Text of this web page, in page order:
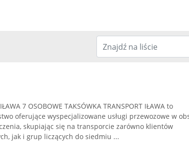
7 OSOBOWE TAKSÓWKA TRANSPORT IŁAWA to
oferujące wyspecjalizowane usługi przewozowe w
skupiając się na transporcie zarówno klientów
jak i grup liczących do siedmiu ...